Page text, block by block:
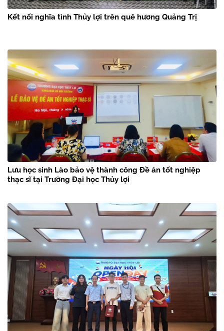
Kết nối nghĩa tình Thủy lợi trên quê hương Quảng Trị
Lưu học sinh Lào bảo vệ thành công Đề án tốt nghiệp
thạc sĩ tại Trường Đại học Thủy lợi